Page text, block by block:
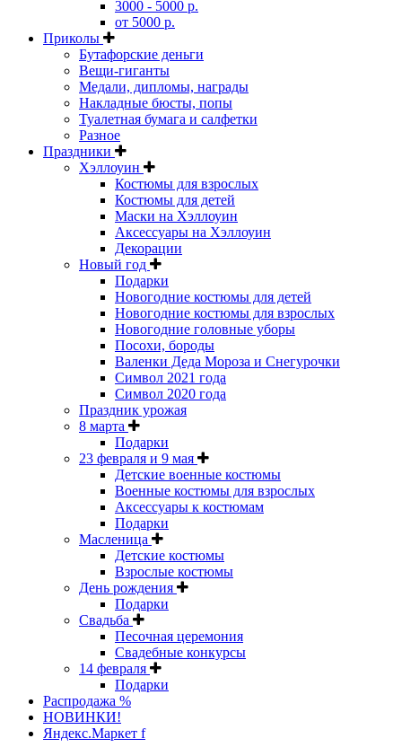
3000 - 5000 р.
от 5000 р.
Приколы
Бутафорские деньги
Вещи-гиганты
Медали, дипломы, награды
Накладные бюсты, попы
Туалетная бумага и салфетки
Разное
Праздники
Хэллоуин
Костюмы для взрослых
Костюмы для детей
Маски на Хэллоуин
Аксессуары на Хэллоуин
Декорации
Новый год
Подарки
Новогодние костюмы для детей
Новогодние костюмы для взрослых
Новогодние головные уборы
Посохи, бороды
Валенки Деда Мороза и Снегурочки
Символ 2021 года
Символ 2020 года
Праздник урожая
8 марта
Подарки
23 февраля и 9 мая
Детские военные костюмы
Военные костюмы для взрослых
Аксессуары к костюмам
Подарки
Масленица
Детские костюмы
Взрослые костюмы
День рождения
Подарки
Свадьба
Песочная церемония
Свадебные конкурсы
14 февраля
Подарки
Распродажа %
НОВИНКИ!
Яндекс.Маркет f